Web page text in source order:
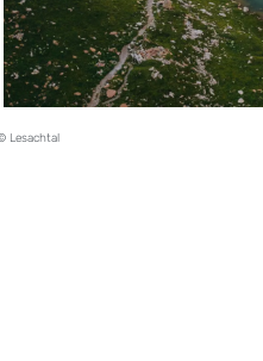
Lesachtal